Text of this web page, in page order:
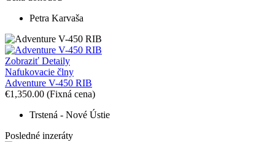
Petra Karvaša
Zobraziť Detaily
Nafukovacie člny
Adventure V-450 RIB
€1,350.00 (Fixná cena)
Trstená - Nové Ústie
Posledné inzeráty